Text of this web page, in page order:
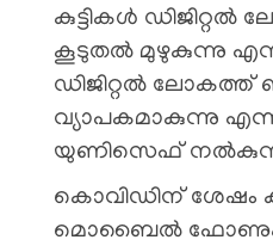
കുട്ടികൾ
കൂടുതൽ മുഴുകുന്നു എന്നു
ഡിജിറ്റൽ ലോകത്ത്
വ്യാപകമാകുന്നു
യുണിസെഫ്
കൊവിഡിന് ശേഷം
മൊബൈൽ